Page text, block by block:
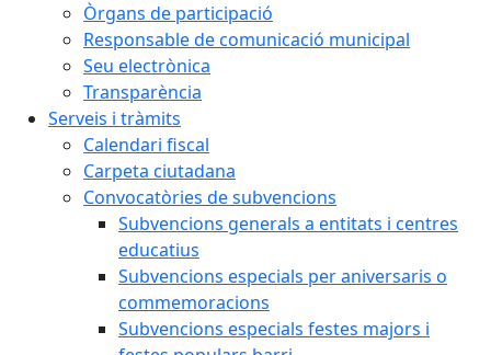
Òrgans de participació
Responsable de comunicació municipal
Seu electrònica
Transparència
Serveis i tràmits
Calendari fiscal
Carpeta ciutadana
Convocatòries de subvencions
Subvencions generals a entitats i centres
educatius
Subvencions especials per aniversaris o
commemoracions
Subvencions especials festes majors i